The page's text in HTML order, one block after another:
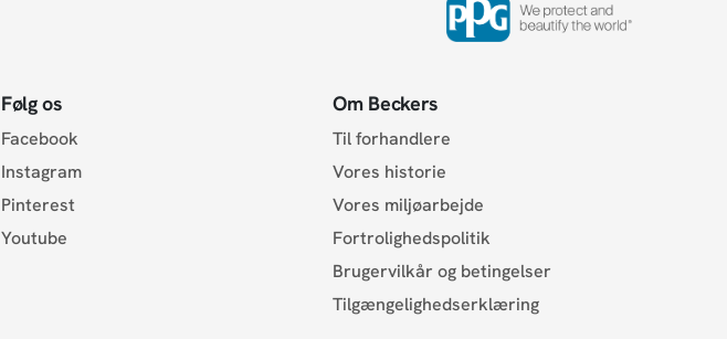
Følg os
Facebook
Instagram
Pinterest
Youtube
Om Beckers
Til forhandlere
Vores historie
Vores miljøarbejde
Fortrolighedspolitik
Brugervilkår og betingelser
Tilgængelighedserklæring